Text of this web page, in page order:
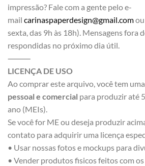
impressão? Fale com a gente pelo e-
mail carinaspaperdesign@gmail.com
sexta, das 9h às 18h). Mensagens fora
respondidas no próximo dia útil.
⸻
LICENÇA DE USO
Ao comprar este arquivo, você tem uma
pessoal e comercial para produzir até
ano (MEIs).
Se você for ME ou deseja produzir
contato para adquirir uma licença
• Usar nossas fotos e mockups para
• Vender produtos fisicos feitos com